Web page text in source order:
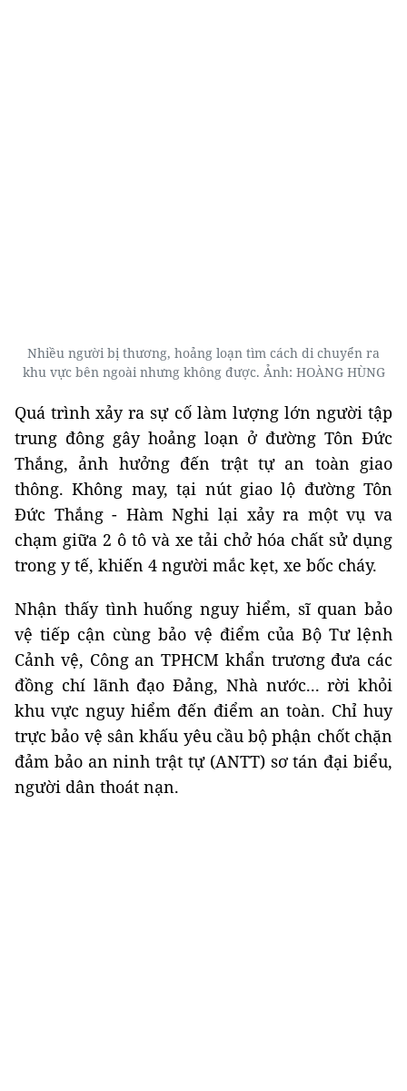
Nhiều người bị thương, hoảng loạn tìm cách di chuyển ra
khu vực bên ngoài nhưng không được. Ảnh: HOÀNG HÙNG
Quá trình xảy ra sự cố làm lượng lớn người tập
trung đông gây hoảng loạn ở đường Tôn Đức
Thắng, ảnh hưởng đến trật tự an toàn giao
thông. Không may, tại nút giao lộ đường Tôn
Đức Thắng - Hàm Nghi lại xảy ra một vụ va
chạm giữa 2 ô tô và xe tải chở hóa chất sử dụng
trong y tế, khiến 4 người mắc kẹt, xe bốc cháy.
Nhận thấy tình huống nguy hiểm, sĩ quan bảo
vệ tiếp cận cùng bảo vệ điểm của Bộ Tư lệnh
Cảnh vệ, Công an TPHCM khẩn trương đưa các
đồng chí lãnh đạo Đảng, Nhà nước... rời khỏi
khu vực nguy hiểm đến điểm an toàn. Chỉ huy
trực bảo vệ sân khấu yêu cầu bộ phận chốt chặn
đảm bảo an ninh trật tự (ANTT) sơ tán đại biểu,
người dân thoát nạn.